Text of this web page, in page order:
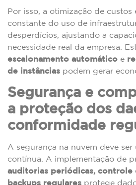
Por isso, a otimização de custos
constante do uso de
desperdícios, ajustando a
necessidade real da empresa.
escalonamento automático e
de instâncias podem gerar
Segurança e
a proteção dos
conformidade
A segurança na nuvem deve
contínua. A implementação de
auditorias periódicas, controle
backups regulares protege